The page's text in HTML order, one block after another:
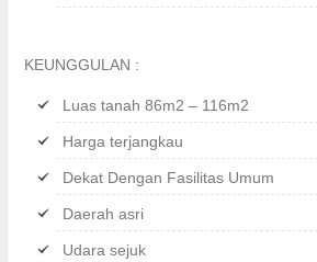
KEUNGGULAN :
Luas tanah 86m2 – 116m2
Harga terjangkau
Dekat Dengan Fasilitas Umum
Daerah asri
Udara sejuk